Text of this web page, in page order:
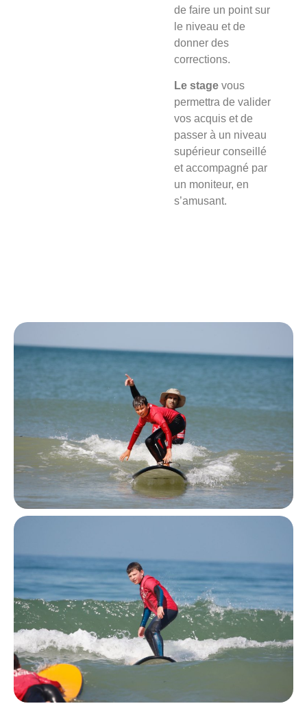
de faire un point sur
le niveau et de
donner des
corrections.
Le stage vous
permettra de valider
vos acquis et de
passer à un niveau
supérieur conseillé
et accompagné par
un moniteur, en
s’amusant.